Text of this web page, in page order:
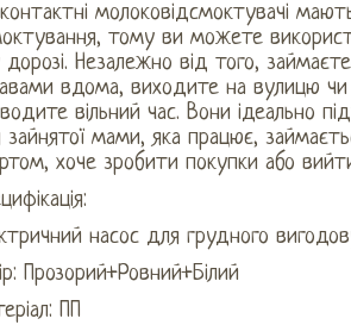
молоковідсмоктувачі
тому ви можете
дорозі. Незалежно від того,
вдома, виходите на вулицю чи
вільний час. Вони ідеально
зайнятої мами, яка працює,
хоче зробити покупки або
насос для грудного
Прозорий+Ровний+Білий
ПП